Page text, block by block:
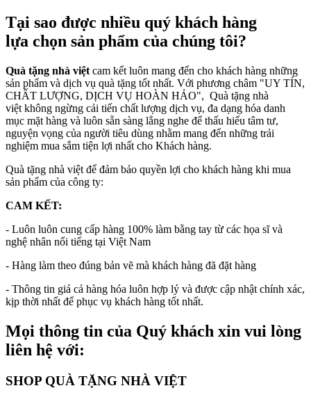
Tại sao được nhiều quý khách hàng
lựa chọn sản phẩm của chúng tôi?
Quà tặng nhà việt cam kết luôn mang đến cho khách hàng những
sản phẩm và dịch vụ quà tặng tốt nhất. Với phương châm "UY TÍN,
CHẤT LƯỢNG, DỊCH VỤ HOÀN HẢO", Quà tặng nhà
việt không ngừng cải tiến chất lượng dịch vụ, đa dạng hóa danh
mục mặt hàng và luôn sẵn sàng lắng nghe để thấu hiểu tâm tư,
nguyện vọng của người tiêu dùng nhằm mang đến những trải
nghiệm mua sắm tiện lợi nhất cho Khách hàng.
Quà tặng nhà việt để đảm bảo quyền lợi cho khách hàng khi mua
sản phẩm của công ty:
CAM KẾT:
- Luôn luôn cung cấp hàng 100% làm bằng tay từ các họa sĩ và
nghệ nhân nổi tiếng tại Việt Nam
- Hàng làm theo đúng bản vẽ mà khách hàng đã đặt hàng
- Thông tin giá cả hàng hóa luôn hợp lý và được cập nhật chính xác,
kịp thời nhất để phục vụ khách hàng tốt nhất.
Mọi thông tin của Quý khách xin vui lòng
liên hệ với:
SHOP QUÀ TẶNG NHÀ VIỆT